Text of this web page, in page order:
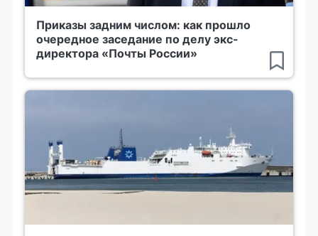
Приказы задним числом: как прошло
очередное заседание по делу экс-
директора «Почты России»